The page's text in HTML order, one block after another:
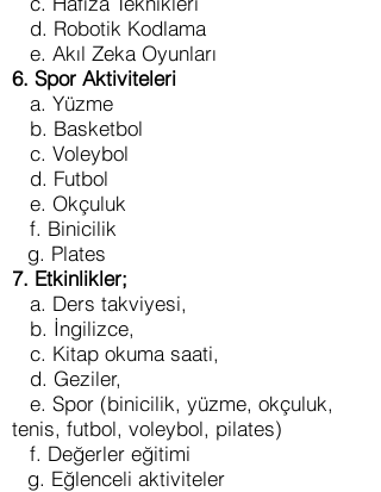
d. Robotik Kodlama
e. Akıl Zeka Oyunları
6. Spor Aktiviteleri
a. Yüzme
b. Basketbol
c. Voleybol
d. Futbol
e. Okçuluk
f. Binicilik
g. Plates
7. Etkinlikler;
a. Ders takviyesi,
b. İngilizce,
c. Kitap okuma saati,
d. Geziler,
e. Spor (binicilik, yüzme, okçuluk,
tenis, futbol, voleybol, pilates)
f. Değerler eğitimi
g. Eğlenceli aktiviteler